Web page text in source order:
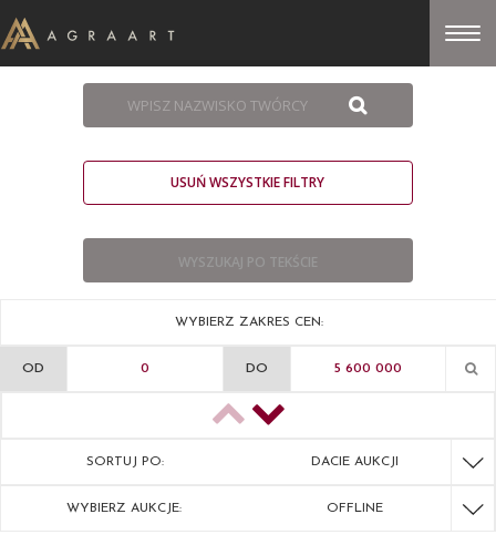
USUŃ WSZYSTKIE FILTRY
WYBIERZ ZAKRES CEN:
OD DO
SORTUJ PO: DACIE AUKCJI
WYBIERZ AUKCJE: OFFLINE